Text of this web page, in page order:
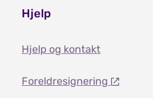
Hjelp
Hjelp og kontakt
Foreldresignering